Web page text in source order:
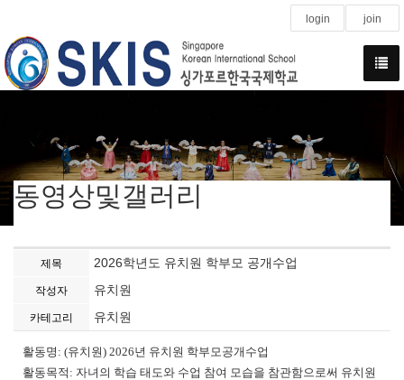
login join
동영상및갤러리
제목 2026학년도 유치원 학부모 공개수업
작성자 유치원
카테고리 유치원
활동명: (유치원) 2026년 유치원 학부모공개수업
활동목적: 자녀의 학습 태도와 수업 참여 모습을 참관함으로써 유치원